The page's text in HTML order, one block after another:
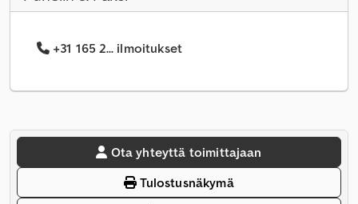
+31 165 2... ilmoitukset
Ota yhteyttä toimittajaan
Tulostusnäkymä